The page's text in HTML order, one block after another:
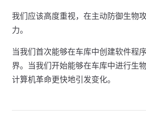
我们应该高度重视，在主动防御生物
力。
当我们首次能够在车库中创建软件程
界。当我们开始能够在车库中进行生
计算机革命更快地引发变化。